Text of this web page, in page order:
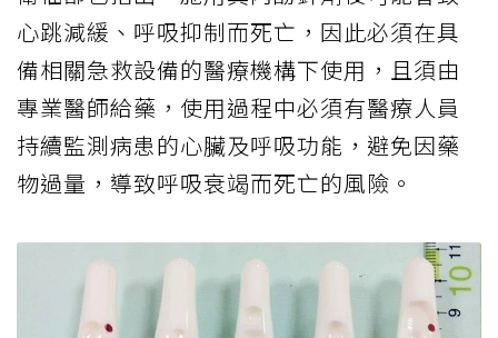
心跳減緩、呼吸抑制而死亡，因此必須在具
備相關急救設備的醫療機構下使用，且須由
專業醫師給藥，使用過程中必須有醫療人員
持續監測病患的心臟及呼吸功能，避免因藥
物過量，導致呼吸衰竭而死亡的風險。